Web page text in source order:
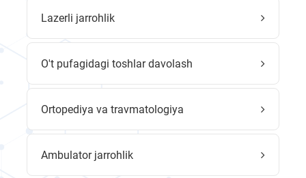
Lazerli jarrohlik
O't pufagidagi toshlar davolash
Ortopediya va travmatologiya
Ambulator jarrohlik